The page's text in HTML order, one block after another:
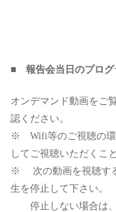
■ 報告会当日のプロ
オンデマンド動画をご
認ください。
※ Wifi等のご視聴の環
してご視聴いただくこ
※ 次の動画を視聴す
生を停止して下さい。
停止しない場合は、